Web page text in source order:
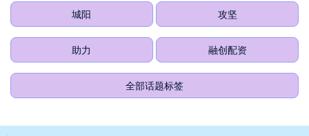
城阳 攻坚
助力 融创配资
全部话题标签